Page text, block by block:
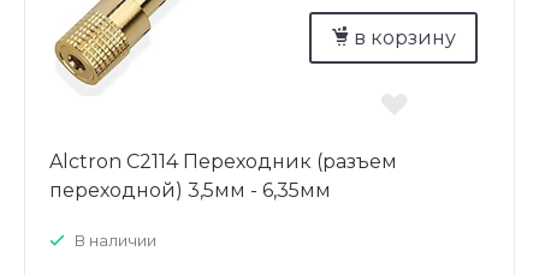
в корзину
Alctron C2114 Переходник (разъем
переходной) 3,5мм - 6,35мм
В наличии